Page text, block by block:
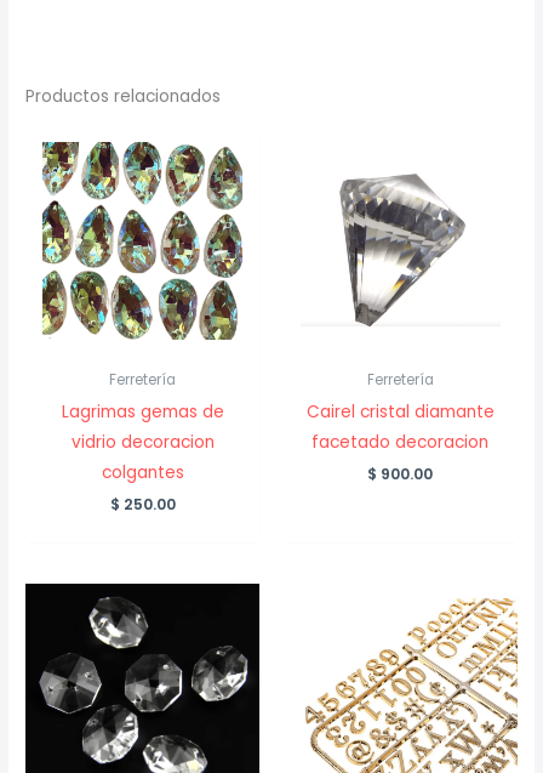
Productos relacionados
Ferretería
Lagrimas gemas de
vidrio decoracion
colgantes
$ 250.00
Ferretería
Cairel cristal diamante
facetado decoracion
$ 900.00